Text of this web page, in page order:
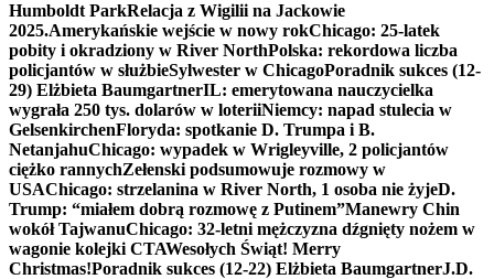
Humboldt ParkRelacja z Wigilii na Jackowie
2025.Amerykańskie wejście w nowy rokChicago: 25-latek
pobity i okradziony w River NorthPolska: rekordowa liczba
policjantów w służbieSylwester w ChicagoPoradnik sukces (12-
29) Elżbieta BaumgartnerIL: emerytowana nauczycielka
wygrała 250 tys. dolarów w loteriiNiemcy: napad stulecia w
GelsenkirchenFloryda: spotkanie D. Trumpa i B.
NetanjahuChicago: wypadek w Wrigleyville, 2 policjantów
ciężko rannychZełenski podsumowuje rozmowy w
USAChicago: strzelanina w River North, 1 osoba nie żyjeD.
Trump: “miałem dobrą rozmowę z Putinem”Manewry Chin
wokół TajwanuChicago: 32-letni mężczyzna dźgnięty nożem w
wagonie kolejki CTAWesołych Świąt! Merry
Christmas!Poradnik sukces (12-22) Elżbieta BaumgartnerJ.D.